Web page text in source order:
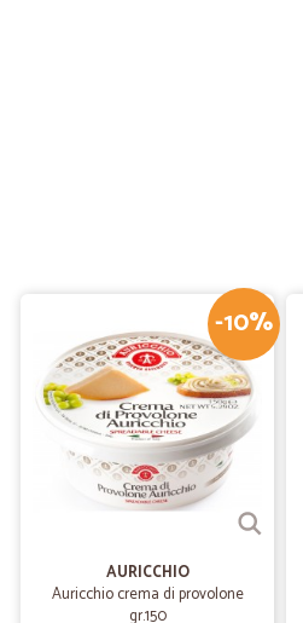
-10%
AURICCHIO
Auricchio crema di provolone
gr.150